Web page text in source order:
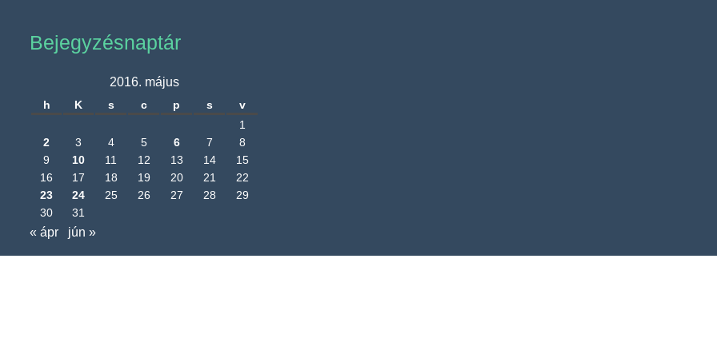
Bejegyzésnaptár
2016. május
h K s c p s
v
1
2
3 4 5 6 7
8
9
10 11 12 13 14
15
16
17 18 19 20 21
22
23
24 25 26 27 28
29
30
31
« ápr jún »